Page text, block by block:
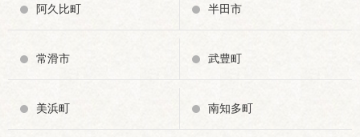
阿久比町 半田市
常滑市 武豊町
美浜町 南知多町